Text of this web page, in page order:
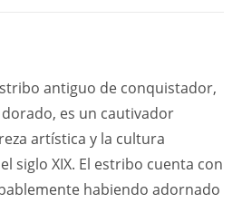
antiguo de conquistador,
es un cautivador
artística y la cultura
siglo XIX. El estribo cuenta con
habiendo adornado